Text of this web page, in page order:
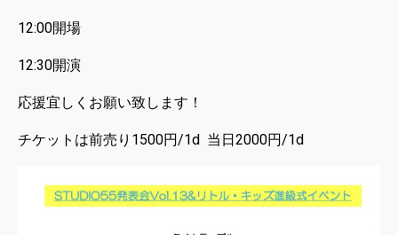
12:00開場
12:30開演
応援宜しくお願い致します！
チケットは前売り1500円/1d 当日2000円/1d